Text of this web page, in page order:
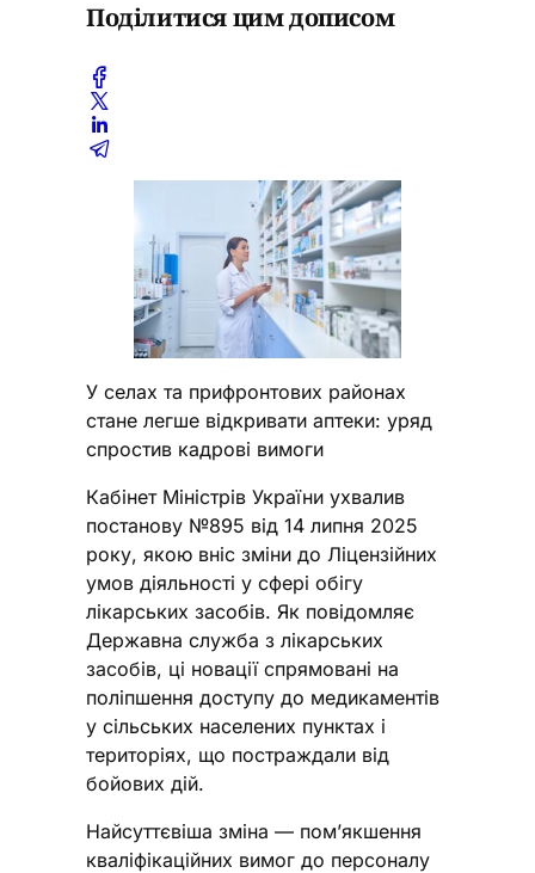
Поділитися цим дописом
У селах та прифронтових районах
стане легше відкривати аптеки: уряд
спростив кадрові вимоги
Кабінет Міністрів України ухвалив
постанову №895 від 14 липня 2025
року, якою вніс зміни до Ліцензійних
умов діяльності у сфері обігу
лікарських засобів. Як повідомляє
Державна служба з лікарських
засобів, ці новації спрямовані на
поліпшення доступу до медикаментів
у сільських населених пунктах і
територіях, що постраждали від
бойових дій.
Найсуттєвіша зміна — пом’якшення
кваліфікаційних вимог до персоналу